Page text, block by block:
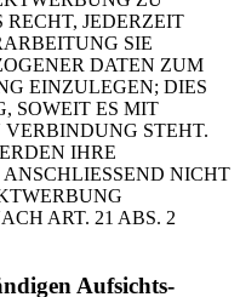
JEDERZEIT
SIE
DATEN ZUM
EINZULEGEN; DIES
SOWEIT ES MIT
STEHT.
IHRE
NICHT
ART. 21 ABS. 2
Aufsichts­